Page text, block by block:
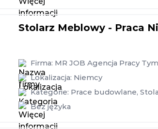
Stolarz Meblowy - Praca
Firma: MR JOB Agencja Pracy
Lokalizacja: Niemcy
Kategorie: Prace budowlane,
Bez języka